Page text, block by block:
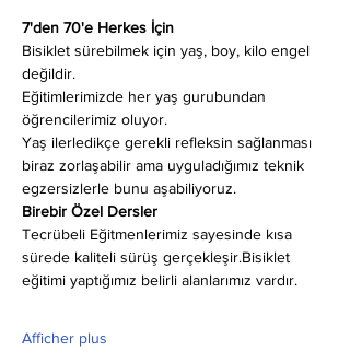
7'den 70'e Herkes İçin
Bisiklet sürebilmek için yaş, boy, kilo engel
değildir.
Eğitimlerimizde her yaş gurubundan
öğrencilerimiz oluyor.
Yaş ilerledikçe gerekli refleksin sağlanması
biraz zorlaşabilir ama uyguladığımız teknik
egzersizlerle bunu aşabiliyoruz.
Birebir Özel Dersler
Tecrübeli Eğitmenlerimiz sayesinde kısa
sürede kaliteli sürüş gerçekleşir.Bisiklet
eğitimi yaptığımız belirli alanlarımız vardır.
Afficher plus